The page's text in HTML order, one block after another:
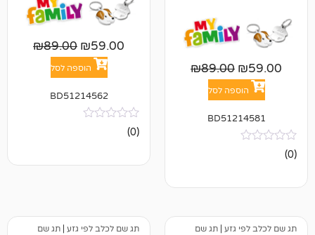
₪89.00
59.00
₪89.00
|תג שם תג שם לכלב לפי גזע |תג שם